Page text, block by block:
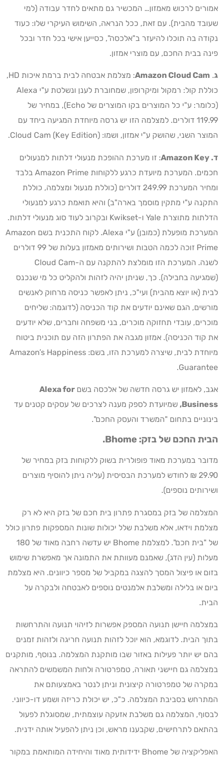
אמורים לרכוש מאמזון… המכשיר גם מתאים לחדר עבודה (למי
שעובד מהבית). עם זאת, ככל הנראה, השימוש העיקרי שלו: כעוד
נקודה בה תוכלו להיעזר ב"אלכסה", כסייען אישי בכל חדר ובכל
פינה בבית החכם, עם מוצרי אמזון.
ג.
Amazon Cloud Cam
: מצלמת אבטחה לבית ברמת איכות HD,
כוללת קול: רמקול ומיקרופון, שמחוברת לענן ונשלטת ע"י Alexa
(כלומר: ע"י כל המוצרים בקו המוצרים של Echo), במחיר של
119.99 דולרים. למצלמה הזו יש גרסה מיוחדת המגיעה ביחד עם
המוצר השני, שהושק ע"י אמזון, ושמו: (Cloud Cam (Key Edition.
ד. Amazon Key: זו מערכת ההופכת מנעולי דלתות למנעולים
חכמים. המערכת מיועדת כרגע ללקוחות Amazon Prime בלבד
ומחיר המערכת 249.99 דולרים (כוללת מנעול ומצלמה, כוללת
התקנה ע"י מתקין מוסמך בארה"ב) והיא תואמת כרגע למנעולי
הדלתות מתוצרת Yale ו-Kwikset ובקרוב לעוד סוג מנעולי דלתות.
המערכת מופעלת (כמובן) ע"י Alexa. לקוח התכנית בשם Amazon
Prime זוכה לכמה הטבות ושירותים מאמזון בעלות של 99 דולרים
לשנה. המערכת הזו מומלצת להתקנה עם ה-Cloud Cam
(שמגיעה בחבילה). כך, שניתן יהיה לזהות ולהקליט כל מי שנכנס
לבית (או יוצא מהבית) ועי"כ, ניתן לאפשר כניסה מרחוק לאנשים
מורשים, הגם שאינם יודעים את קוד הכניסה (לדוגמה: שליחים
מוכרים, עובדי תחזוקה מוכרים, בני משפחה וחברים, שלא יודעים
את קוד הכניסה). אמזון מגבה את הפתרון הזה עם תוכנית ביטוח
מיוחדת לבית, שיצרה למערכת הזו, בשם: Amazon’s Happiness
Guarantee.
אגב, לאמזון יש גרסה חדשה של אלכסה בשם Alexa for
Business
, שמיועדת לספק מענה לצרכים של עסקים קטנים עד
בינוניים בתחום "המשרד והעסק החכם".
הבית החכם של בזק:
Bhome
.
מדובר במערכת מאוד פופולרית בשוק ללקוחות בזק במחיר של
29.90 ₪ לחודש למערכת הבסיסית (עליה ניתן להוסיף מוצרים
ושירותים נוספים).
המצלמה של בזק במסגרת פתרון בית חכם של בזק היא לא רק
מצלמת וידאו, אלא משלבת שלל יכולות שונות המספקות פתרון כולל
של "בית חכם". למצלמת Bhome יש עדשה רחבה מאוד של 180
מעלות (עין הדג), שאמנם מעוותת את התמונה אך מאפשרת שימוש
בזום או פיצול המסך להצגה במקביל של מספר כיוונים. היא מצלמת
ביום או בלילה ומשלבת אלמנטים נוספים לאבטחה ולבקרה על
הבית.
במצלמה חיישן תנועה המספק אפשרות לזיהוי תנועה והתרחשות
בתוך הבית. לדוגמא, הוא יוכל לזהות תנועה חריגה ולזהות זמנים
בהם יש יותר פעילות באזור שבו מותקנת המצלמה. בנוסף, מותקנים
במצלמה גם חיישני תאורה, טמפרטורה ולחות המשמשים להתראה
במקרה של טמפרטורה קיצונית וניתן לנטר באמצעותם את
המתרחש בסביבת המצלמה. כ"כ, יש יכולת כריזה ושמע דו-כיווני.
לבסוף, המצלמה גם משלבת אזעקה עוצמתית, שמסוגלת לפעול
בהתאם לתרחישים, שקבענו מראש, וכן ניתן להפעיל אותה ידנית.
האפליקציה של Bhome ידידותית מאוד והיחידה המותאמת במקור